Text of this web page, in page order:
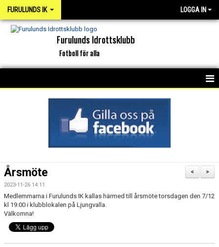
FURULUNDS IK LOGGA IN
Furulunds Idrottsklubb
Fotboll för alla
INTERKAPTEN
NYHETSARKIV
BILDGALLERI
>
<
Årsmöte
2023-11-26 14:11
Medlemmarna i Furulunds IK kallas härmed till årsmöte torsdagen den 7/12
kl 19.00 i klubblokalen på Ljungvalla.
Välkomna!